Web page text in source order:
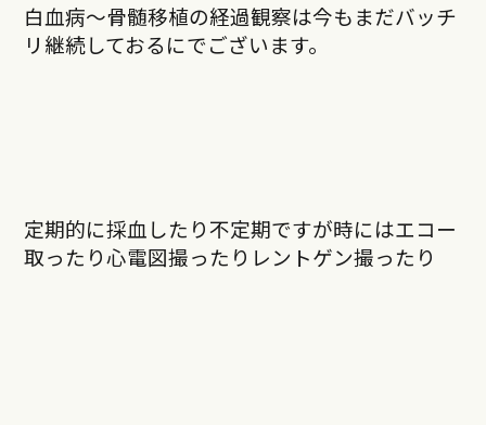
白血病～骨髄移植の経過観察は今もまだバッチ
リ継続しておるにでございます。
定期的に採血したり不定期ですが時にはエコー
取ったり心電図撮ったりレントゲン撮ったり